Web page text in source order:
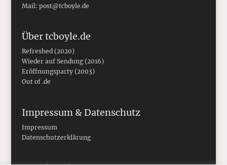
Mail: post@tcboyle.de
Über tcboyle.de
Refreshed (2020)
Wieder auf Sendung (2016)
Eröffnungsparty (2003)
Out of .de
Impressum & Datenschutz
Impressum
Datenschutzerklärung